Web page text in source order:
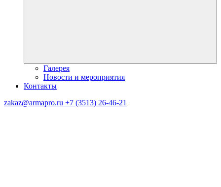
Галерея
Новости и мероприятия
Контакты
zakaz@armapro.ru +7 (3513) 26-46-21